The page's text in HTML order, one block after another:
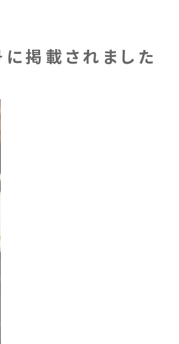
に掲載されました